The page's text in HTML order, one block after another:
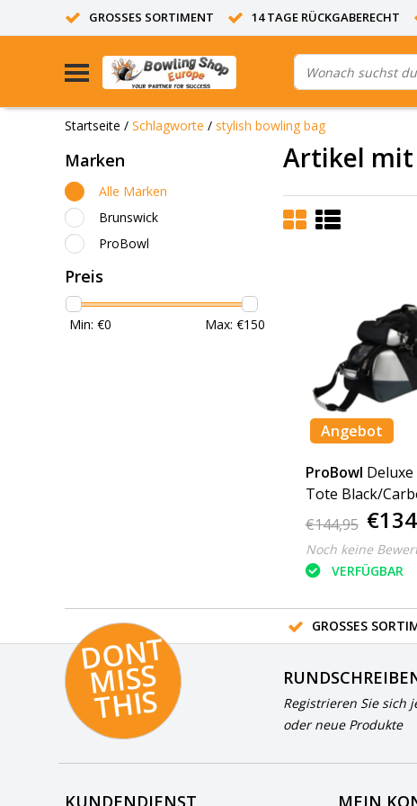
GROSSES SORTIMENT 14 TAGE RÜCKGABERECHT
Startseite / Schlagworte / stylish bowling bag
Marken
Alle Marken
Brunswick
ProBowl
Preis
Min: €0 Max: €150
Artikel mit
Angebot
ProBowl
Tote Black/
€144,95
Noch keine
VERFÜGBAR
GROSSES
D
O
N
T
MI
S
S
T
HI
S
Registrieren Sie sich
oder neue Produkte
KUNDENDIENST MEIN